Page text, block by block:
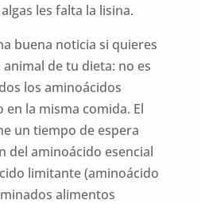
les falta la lisina.
buena noticia si quieres
de tu dieta: no es
los aminoácidos
en la misma comida. El
un tiempo de espera
del aminoácido esencial
limitante (aminoácido
alimentos